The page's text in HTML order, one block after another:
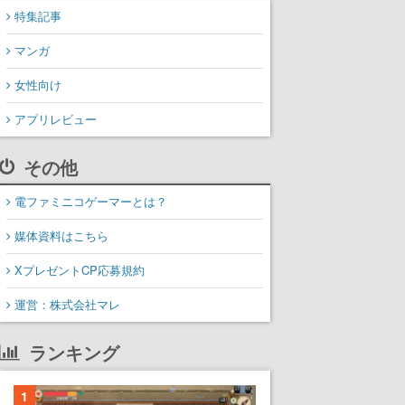
特集記事
マンガ
女性向け
アプリレビュー
その他
電ファミニコゲーマーとは？
媒体資料はこちら
XプレゼントCP応募規約
運営：株式会社マレ
ランキング
1